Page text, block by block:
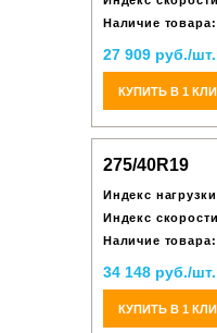
Наличие товара:
27 909 руб./шт.
КУПИТЬ В 1
275/40R19
Индекс
Индекс
Наличие товара:
34 148 руб./шт.
КУПИТЬ В 1